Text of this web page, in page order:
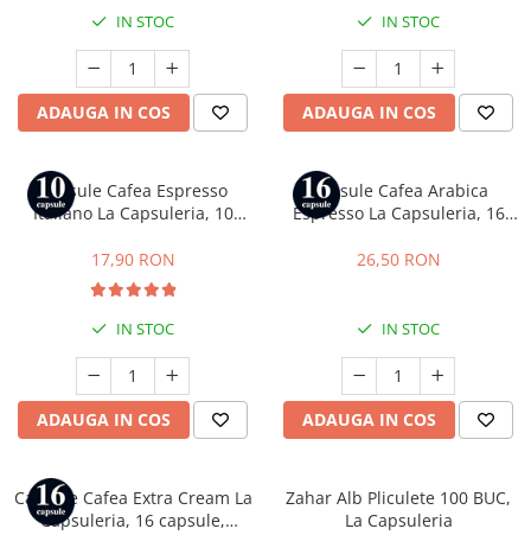
IN STOC
ADAUGA IN COS
IN STOC
ADAUGA IN COS
Capsule Cafea Espresso
Italiano La Capsuleria, 10
Nespresso
17,90 RON
IN STOC
ADAUGA IN COS
Capsule Cafea Arabica
Espresso La Capsuleria, 16
Gusto
26,50 RON
IN STOC
ADAUGA IN COS
Capsule Cafea Extra Cream La
Capsuleria, 16 capsule,
Zahar Alb Pliculete 100 BUC,
La Capsuleria